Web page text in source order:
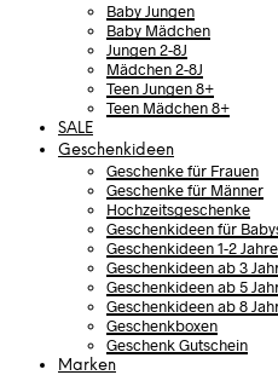
Baby Jungen
Baby Mädchen
Jungen 2-8J
Mädchen 2-8J
Teen Jungen 8+
Teen Mädchen 8+
SALE
Geschenkideen
Geschenke für Frauen
Geschenke für Männer
Hochzeitsgeschenke
Geschenkideen für
Geschenkideen 1-2 Jahre
Geschenkideen ab 3
Geschenkideen ab 5
Geschenkideen ab 8
Geschenkboxen
Geschenk Gutschein
Marken